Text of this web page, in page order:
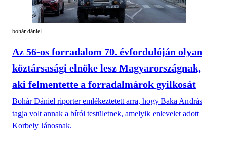
bohár dániel
Az 56-os forradalom 70. évfordulóján olyan
köztársasági elnöke lesz Magyarországnak,
aki felmentette a forradalmárok gyilkosát
Bohár Dániel riporter emlékeztetett arra, hogy Baka András
tagja volt annak a bírói testületnek, amelyik enlevelet adott
Korbely Jánosnak.